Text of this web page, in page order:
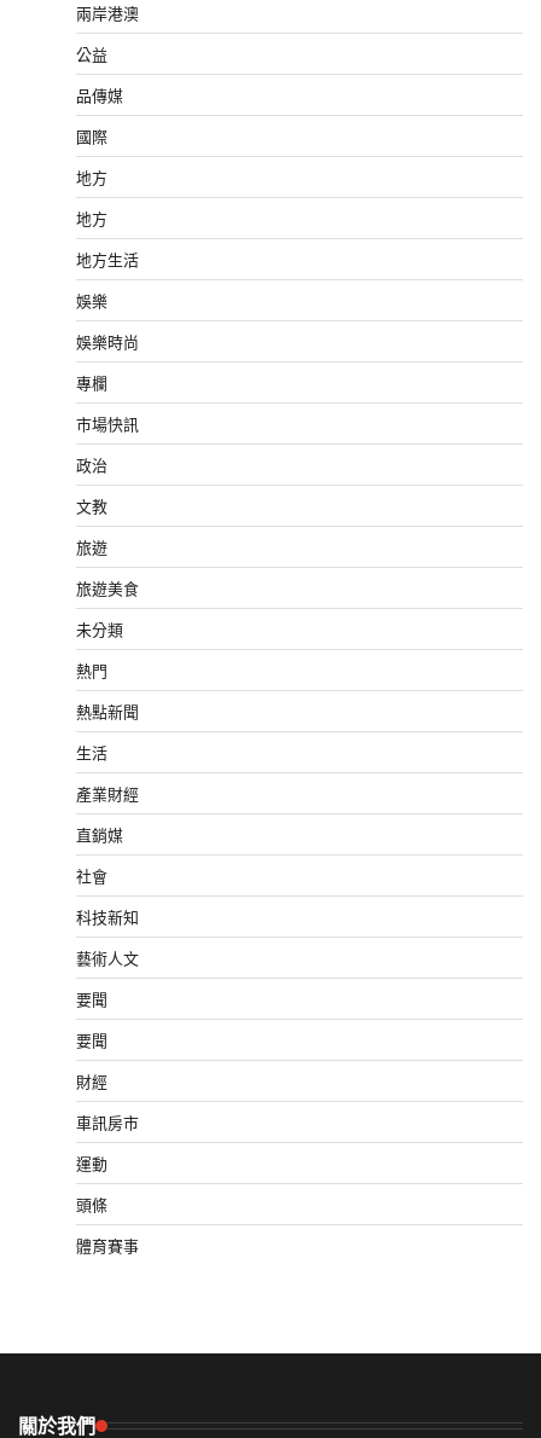
兩岸港澳
公益
品傳媒
國際
地方
地方
地方生活
娛樂
娛樂時尚
專欄
市場快訊
政治
文教
旅遊
旅遊美食
未分類
熱門
熱點新聞
生活
產業財經
直銷媒
社會
科技新知
藝術人文
要聞
要聞
財經
車訊房市
運動
頭條
體育賽事
關於我們